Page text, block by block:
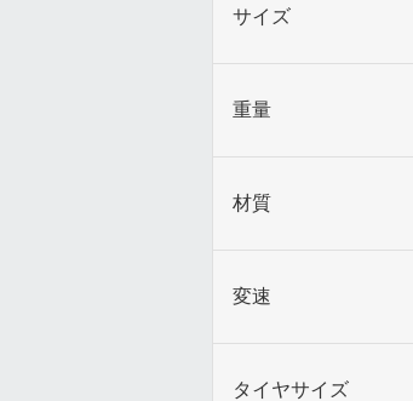
サイズ
重量
材質
変速
タイヤサイズ